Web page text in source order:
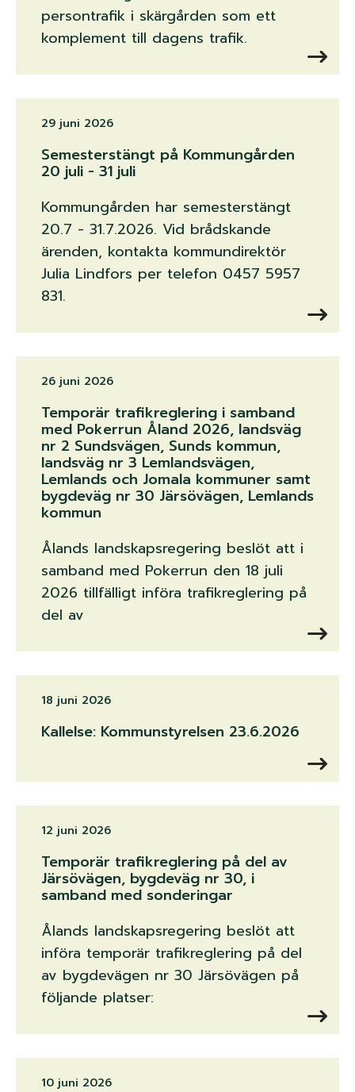
persontrafik i skärgården som ett
komplement till dagens trafik.
29 juni 2026
Semesterstängt på Kommungården
20 juli - 31 juli
Kommungården har semesterstängt
20.7 - 31.7.2026. Vid brådskande
ärenden, kontakta kommundirektör
Julia Lindfors per telefon 0457 5957
831.
26 juni 2026
Temporär trafikreglering i samband
med Pokerrun Åland 2026, landsväg
nr 2 Sundsvägen, Sunds kommun,
landsväg nr 3 Lemlandsvägen,
Lemlands och Jomala kommuner samt
bygdeväg nr 30 Järsövägen, Lemlands
kommun
Ålands landskapsregering beslöt att i
samband med Pokerrun den 18 juli
2026 tillfälligt införa trafikreglering på
del av
18 juni 2026
Kallelse: Kommunstyrelsen 23.6.2026
12 juni 2026
Temporär trafikreglering på del av
Järsövägen, bygdeväg nr 30, i
samband med sonderingar
Ålands landskapsregering beslöt att
införa temporär trafikreglering på del
av bygdevägen nr 30 Järsövägen på
följande platser:
10 juni 2026